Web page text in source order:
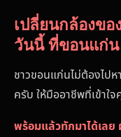
เปลี่ยนกล้องข
วันนี้ ที่ขอนแก่น
ชาวขอนแก่นไม่ต้องไปห
ครับ ให้มืออาชีพที่เข้า
พร้อมแล้วทักมาได้เลย